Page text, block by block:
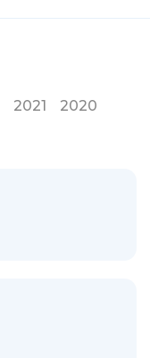
2021
2020